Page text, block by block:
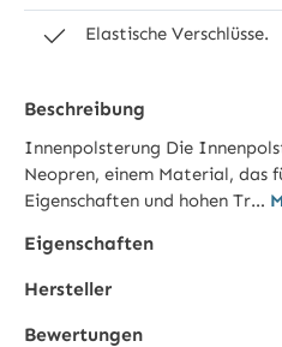
Elastische Verschlüsse.
Beschreibung
Innenpolsterung Die
Neopren, einem Material, das
Eigenschaften und hohen Tr…
Eigenschaften
Hersteller
Bewertungen